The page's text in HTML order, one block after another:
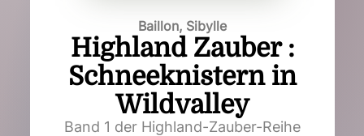
Baillon, Sibylle
Highland Zauber :
Schneeknistern in
Wildvalley
Band 1 der Highland-Zauber-Reihe